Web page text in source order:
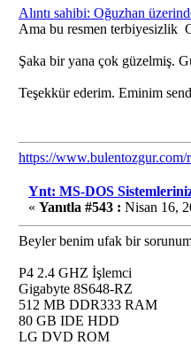
Alıntı sahibi: Oğuzhan
Ama bu resmen terbiyesizlik
Şaka bir yana çok güzelmiş.
Teşekkür ederim. Eminim
https://www.bulentozgur.com/
Ynt: MS-DOS
« Yanıtla #543 : Nisan 16,
Beyler benim ufak bir
P4 2.4 GHZ İşlemci
Gigabyte 8S648-RZ
512 MB DDR333 RAM
80 GB IDE HDD
LG DVD ROM